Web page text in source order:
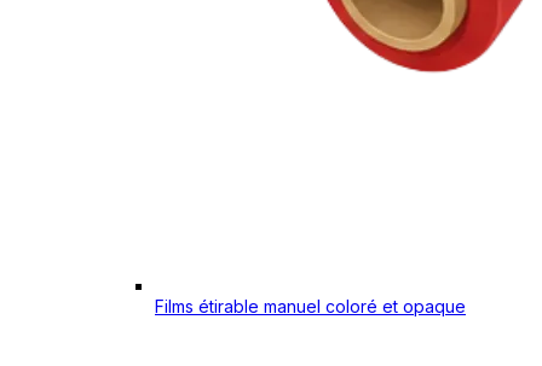
Films étirable manuel coloré et opaque